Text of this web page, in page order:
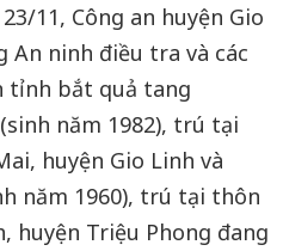
11, Công an huyện Gio
An ninh điều tra và các
tỉnh bắt quả tang
năm 1982), trú tại
huyện Gio Linh và
năm 1960), trú tại thôn
huyện Triệu Phong đang